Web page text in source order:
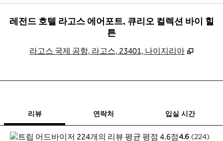
레전드 호텔 라고스 에어포트, 큐리오 컬렉션 바이 힐
튼
라고스 국제 공항, 라고스, 23401, 나이지리아 ,
리뷰 연락처
입실 시간
4.6 (224)